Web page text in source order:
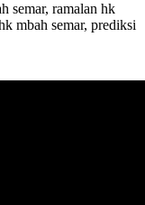
semar, ramalan hk
mbah semar, prediksi